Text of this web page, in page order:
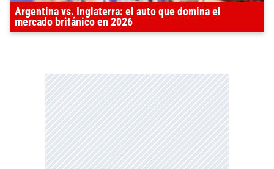
Argentina vs. Inglaterra: el auto que domina el
mercado británico en 2026